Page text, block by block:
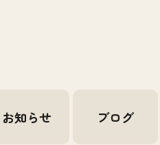
お知らせ ブログ